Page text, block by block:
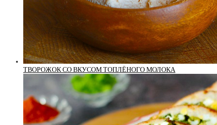
ТВОРОЖОК СО ВКУСОМ ТОПЛЁНОГО МОЛОКА